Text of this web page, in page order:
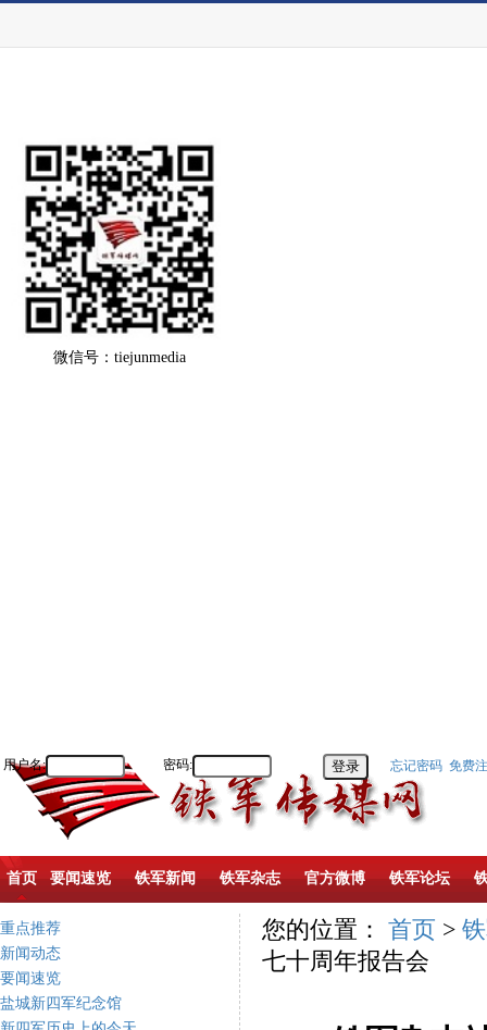
微信号：tiejunmedia
用户名: 密码: 忘记密码 免费
首页 要闻速览 铁军新闻 铁军杂志 官方微博 铁军论坛
重点推荐
新闻动态
要闻速览
盐城新四军纪念馆
您的位置： 首页 >
七十周年报告会